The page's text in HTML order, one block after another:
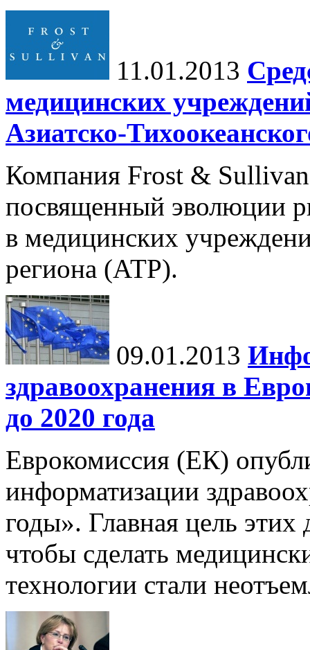
11.01.2013
медицинских
Азиатско-
Компания Frost &
посвященный эволюции
в медицинских
региона (АТР).
09.01.2013
здравоохранения в
до 2020 года
Еврокомиссия (ЕК)
информатизации
годы». Главная цель этих
чтобы сделать
технологии стали